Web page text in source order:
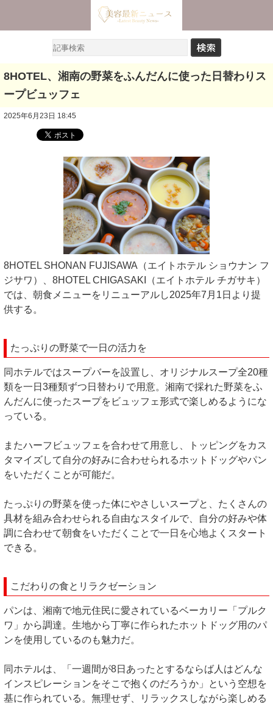
8HOTEL、湘南の野菜をふんだんに使った日替わりス
ープビュッフェ
2025年6月23日 18:45
8HOTEL SHONAN FUJISAWA（エイトホテル ショウナン フ
ジサワ）、8HOTEL CHIGASAKI（エイトホテル チガサキ）
では、朝食メニューをリニューアルし2025年7月1日より提
供する。
たっぷりの野菜で一日の活力を
同ホテルではスープバーを設置し、オリジナルスープ全20種
類を一日3種類ずつ日替わりで用意。湘南で採れた野菜をふ
んだんに使ったスープをビュッフェ形式で楽しめるようにな
っている。
またハーフビュッフェを合わせて用意し、トッピングをカス
タマイズして自分の好みに合わせられるホットドッグやパン
をいただくことが可能だ。
たっぷりの野菜を使った体にやさしいスープと、たくさんの
具材を組み合わせられる自由なスタイルで、自分の好みや体
調に合わせて朝食をいただくことで一日を心地よくスタート
できる。
こだわりの食とリラクゼーション
パンは、湘南で地元住民に愛されているベーカリー「プルク
ワ」から調達。生地から丁寧に作られたホットドッグ用のパ
ンを使用しているのも魅力だ。
同ホテルは、「一週間が8日あったとするならば人はどんな
インスピレーションをそこで抱くのだろうか」という空想を
基に作られている。無理せず、リラックスしながら楽しめる